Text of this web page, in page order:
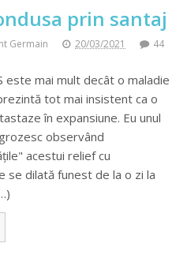
prin santaj
Germain 20/03/2021
44
este mai mult decât o maladie
tot mai insistent ca o
în expansiune. Eu unul
observând
acestui relief cu
se dilată funest de la o zi la